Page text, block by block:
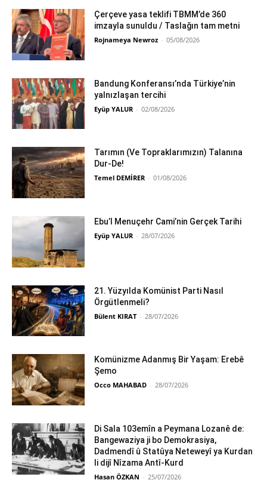
Çerçeve yasa teklifi TBMM’de 360
imzayla sunuldu / Taslağın tam metni
Rojnameya Newroz - 05/08/2026
Bandung Konferansı’nda Türkiye’nin
yalnızlaşan tercihi
Eyüp YALUR - 02/08/2026
Tarımın (Ve Topraklarımızın) Talanına
Dur-De!
Temel DEMİRER - 01/08/2026
Ebu’l Menuçehr Cami’nin Gerçek Tarihi
Eyüp YALUR - 28/07/2026
21. Yüzyılda Komünist Parti Nasıl
Örgütlenmeli?
Bülent KIRAT - 28/07/2026
Komünizme Adanmış Bir Yaşam: Erebê
Şemo
Occo MAHABAD - 28/07/2026
Di Sala 103emîn a Peymana Lozanê de:
Bangewaziya ji bo Demokrasiya,
Dadmendî û Statûya Neteweyî ya Kurdan
li dijî Nîzama Antî-Kurd
Hasan ÖZKAN - 25/07/2026